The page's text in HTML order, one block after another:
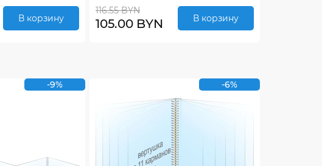
В корзину
116.55 BYN
105.00 BYN В корзину
-9% -6%